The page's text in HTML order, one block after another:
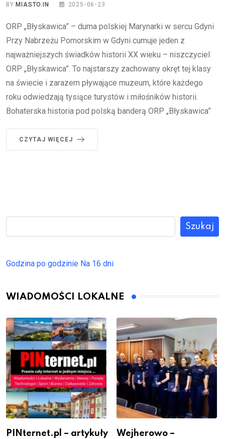
BYMIASTO.IN 2025-06-23
ORP „Błyskawica” – duma polskiej Marynarki w sercu Gdyni
Przy Nabrzeżu Pomorskim w Gdyni cumuje jeden z
najważniejszych świadków historii XX wieku – niszczyciel
ORP „Błyskawica”. To najstarszy zachowany okręt tej klasy
na świecie i zarazem pływające muzeum, które każdego
roku odwiedzają tysiące turystów i miłośników historii.
Bohaterska historia pod polską banderą ORP „Błyskawica”
CZYTAJ WIĘCEJ
Szukaj
Godzina po godzinie Na 16 dni
WIADOMOŚCI LOKALNE
PINternet.pl – artykuły
Wejherowo –